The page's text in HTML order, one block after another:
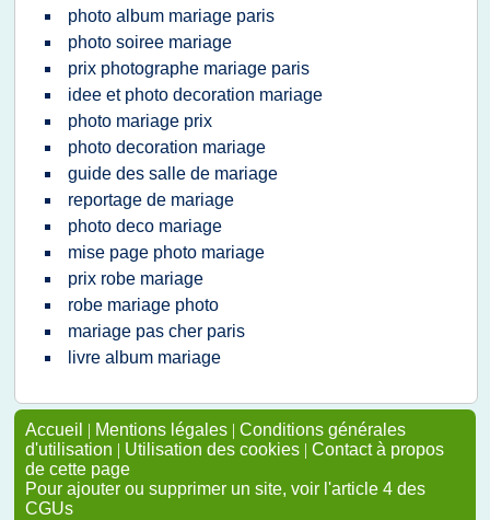
photo album mariage paris
photo soiree mariage
prix photographe mariage paris
idee et photo decoration mariage
photo mariage prix
photo decoration mariage
guide des salle de mariage
reportage de mariage
photo deco mariage
mise page photo mariage
prix robe mariage
robe mariage photo
mariage pas cher paris
livre album mariage
Accueil | Mentions légales | Conditions générales
d'utilisation | Utilisation des cookies | Contact à propos
de cette page
Pour ajouter ou supprimer un site, voir l'article 4 des
CGUs